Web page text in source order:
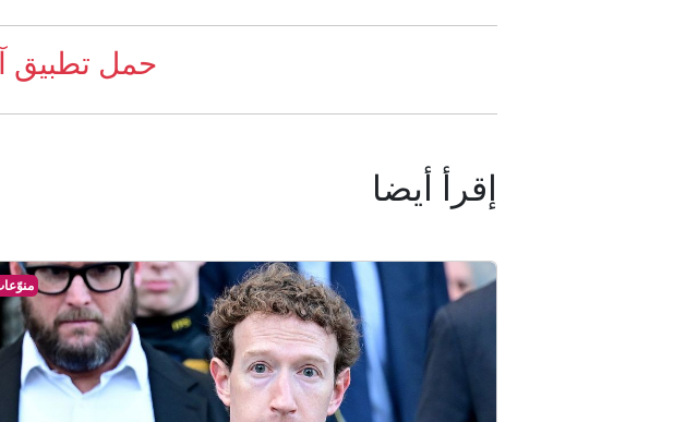
حمل تطبيق
إقرأ أيضا